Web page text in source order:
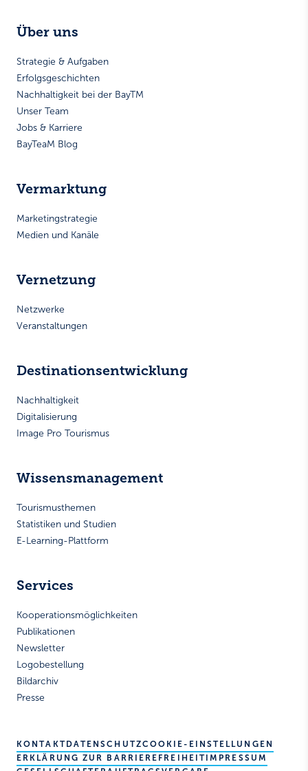
Über uns
Strategie & Aufgaben
Erfolgsgeschichten
Nachhaltigkeit bei der BayTM
Unser Team
Jobs & Karriere
BayTeaM Blog
Vermarktung
Marketingstrategie
Medien und Kanäle
Vernetzung
Netzwerke
Veranstaltungen
Destinationsentwicklung
Nachhaltigkeit
Digitalisierung
Image Pro Tourismus
Wissensmanagement
Tourismusthemen
Statistiken und Studien
E-Learning-Plattform
Services
Kooperationsmöglichkeiten
Publikationen
Newsletter
Logobestellung
Bildarchiv
Presse
KONTAKT DATENSCHUTZCOOKIE-EINSTELLUNGEN
ERKLÄRUNG ZUR BARRIEREFREIHEIT IMPRESSUM